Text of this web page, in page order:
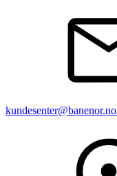
kundesenter@banenor.no